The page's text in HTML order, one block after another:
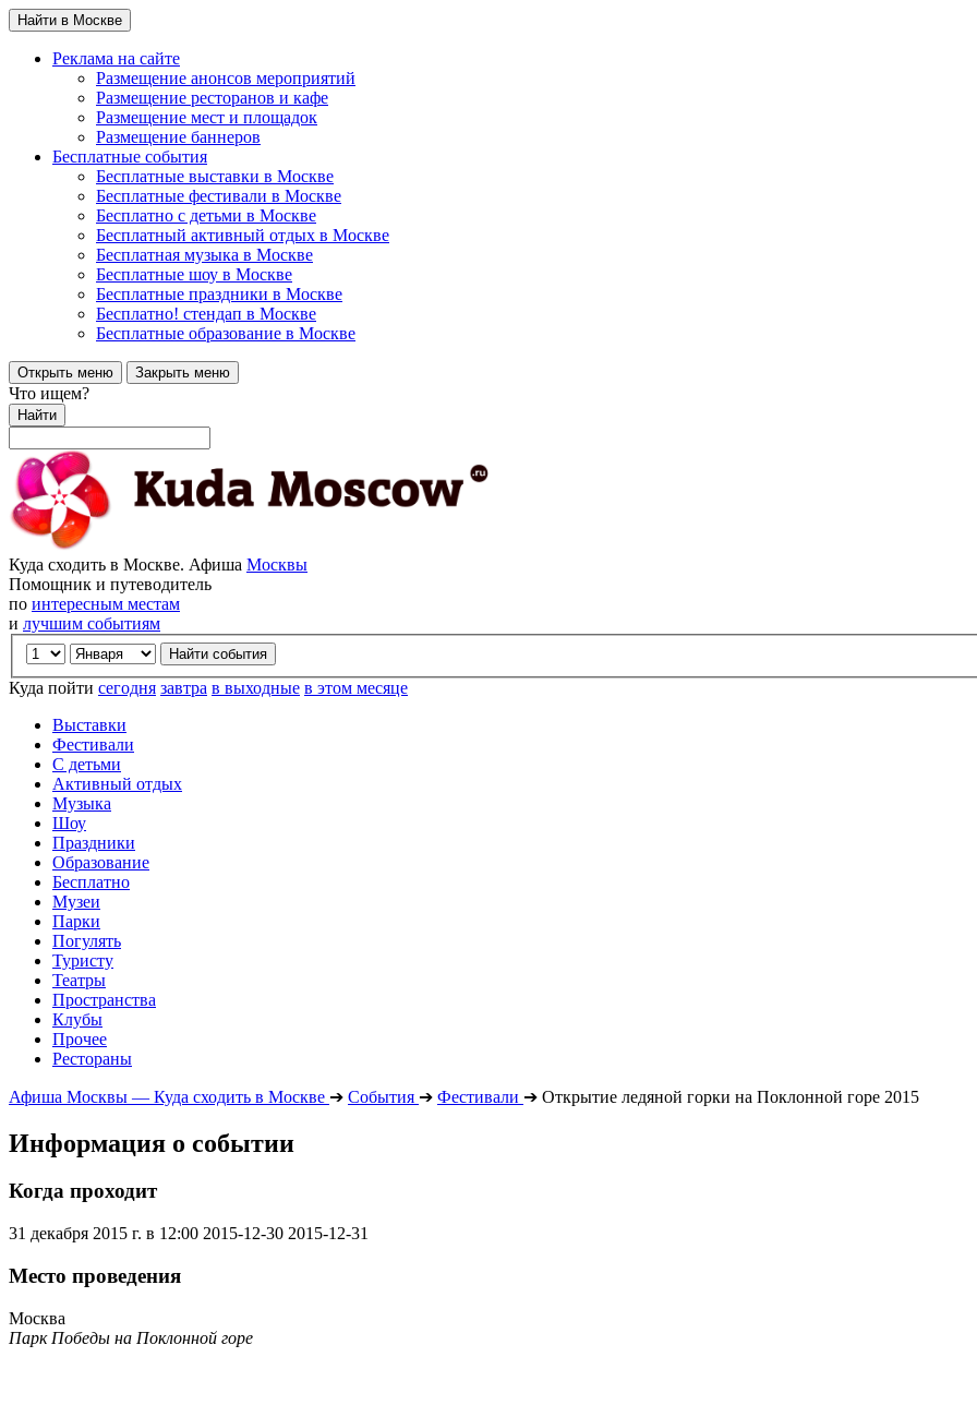
Найти в Москве
Реклама на сайте
Размещение анонсов мероприятий
Размещение ресторанов и кафе
Размещение мест и площадок
Размещение баннеров
Бесплатные события
Бесплатные выставки в Москве
Бесплатные фестивали в Москве
Бесплатно с детьми в Москве
Бесплатный активный отдых в Москве
Бесплатная музыка в Москве
Бесплатные шоу в Москве
Бесплатные праздники в Москве
Бесплатно! стендап в Москве
Бесплатные образование в Москве
Открыть меню Закрыть меню
Что ищем?
Найти
Куда сходить в Москве. Афиша Москвы
Помощник и путеводитель
по интересным местам
и лучшим событиям
Куда пойти сегодня завтра в выходные в этом месяце
Выставки
Фестивали
С детьми
Активный отдых
Музыка
Шоу
Праздники
Образование
Бесплатно
Музеи
Парки
Погулять
Туристу
Театры
Пространства
Клубы
Прочее
Рестораны
Афиша Москвы — Куда сходить в Москве ➔ События ➔ Фестивали ➔ Открытие ледяной горки на Поклонной горе 2015
Информация о событии
Когда проходит
31 декабря 2015 г. в 12:00 2015-12-30 2015-12-31
Место проведения
Москва
Парк Победы на Поклонной горе